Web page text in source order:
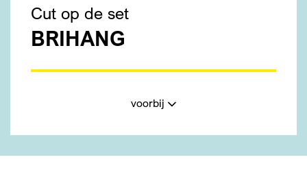
Cut op de set
BRIHANG
voorbij